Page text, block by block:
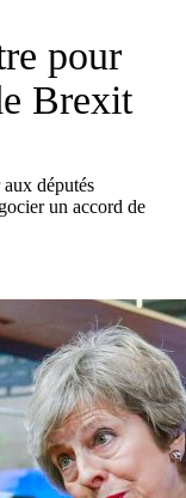
pour
Brexit
députés
un accord de